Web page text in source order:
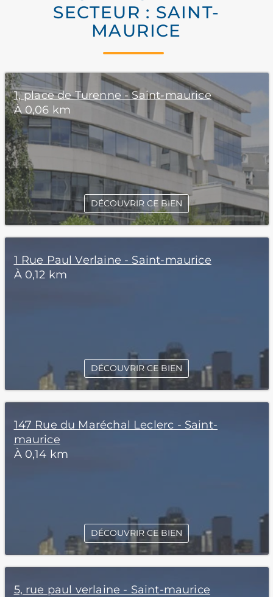
SECTEUR : SAINT-
MAURICE
1, place de Turenne - Saint-maurice
À 0,06 km
DÉCOUVRIR CE BIEN
1 Rue Paul Verlaine - Saint-maurice
À 0,12 km
DÉCOUVRIR CE BIEN
147 Rue du Maréchal Leclerc - Saint-
maurice
À 0,14 km
DÉCOUVRIR CE BIEN
5, rue paul verlaine - Saint-maurice